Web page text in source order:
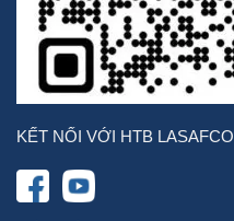
KẾT NỐI VỚI HTB LASAFCO